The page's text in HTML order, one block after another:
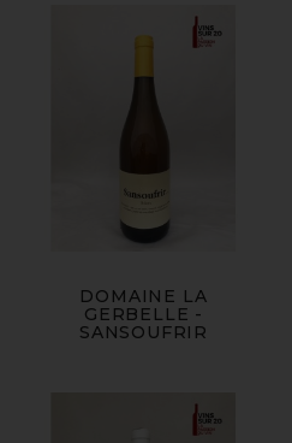
DOMAINE LA
GERBELLE -
SANSOUFRIR